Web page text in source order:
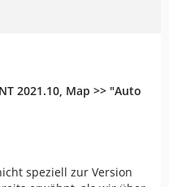
2021.10, Map >> "Auto
speziell zur Version